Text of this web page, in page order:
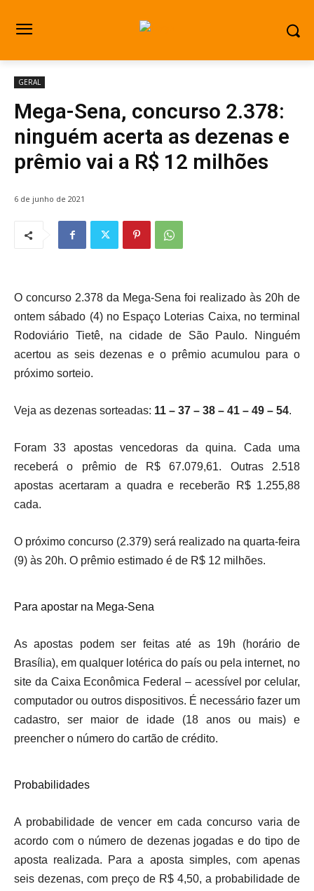
GERAL
Mega-Sena, concurso 2.378:
ninguém acerta as dezenas e
prêmio vai a R$ 12 milhões
6 de junho de 2021
O concurso 2.378 da Mega-Sena foi realizado às 20h de
ontem sábado (4) no Espaço Loterias Caixa, no terminal
Rodoviário Tietê, na cidade de São Paulo. Ninguém
acertou as seis dezenas e o prêmio acumulou para o
próximo sorteio.
Veja as dezenas sorteadas: 11 – 37 – 38 – 41 – 49 – 54.
Foram 33 apostas vencedoras da quina. Cada uma
receberá o prêmio de R$ 67.079,61. Outras 2.518
apostas acertaram a quadra e receberão R$ 1.255,88
cada.
O próximo concurso (2.379) será realizado na quarta-feira
(9) às 20h. O prêmio estimado é de R$ 12 milhões.
Para apostar na Mega-Sena
As apostas podem ser feitas até as 19h (horário de
Brasília), em qualquer lotérica do país ou pela internet, no
site da Caixa Econômica Federal – acessível por celular,
computador ou outros dispositivos. É necessário fazer um
cadastro, ser maior de idade (18 anos ou mais) e
preencher o número do cartão de crédito.
Probabilidades
A probabilidade de vencer em cada concurso varia de
acordo com o número de dezenas jogadas e do tipo de
aposta realizada. Para a aposta simples, com apenas
seis dezenas, com preço de R$ 4,50, a probabilidade de